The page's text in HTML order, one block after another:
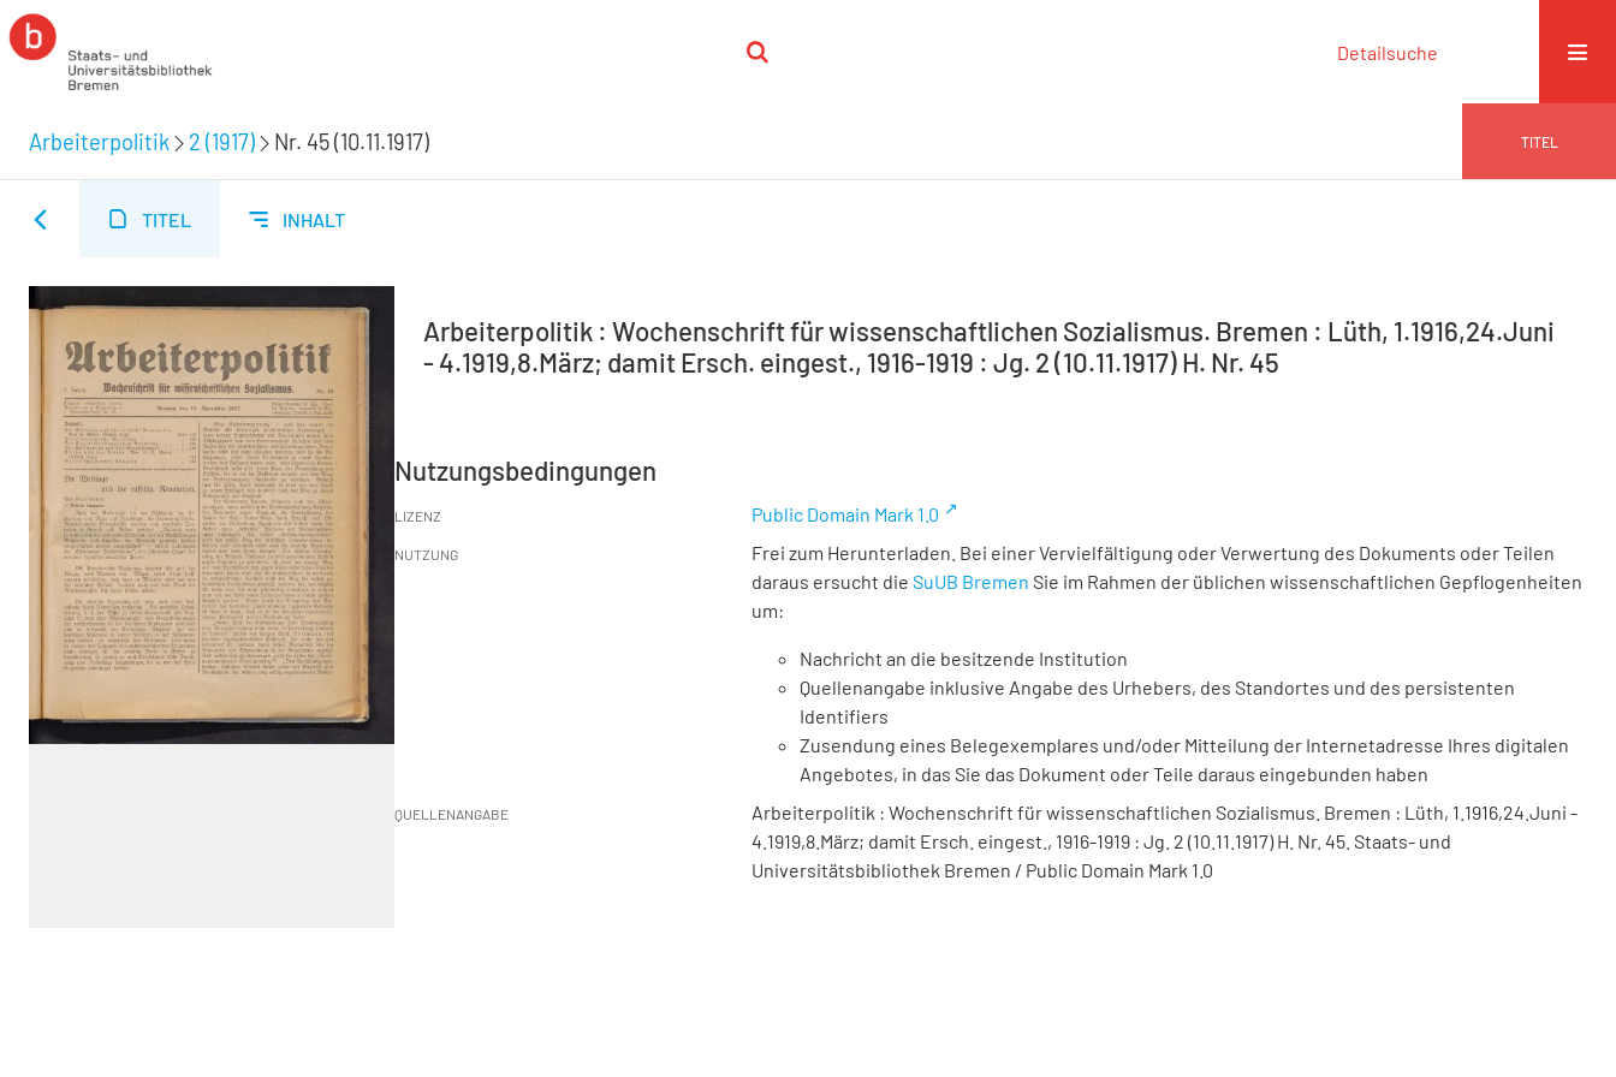
Detailsuche
Arbeiterpolitik 2 (1917) Nr. 45 (10.11.1917) TITEL
TITEL INHALT
Arbeiterpolitik : Wochenschrift für wissenschaftlichen Sozialismus. Bremen : Lüth, 1.1916,24.Juni
- 4.1919,8.März; damit Ersch. eingest., 1916-1919 : Jg. 2 (10.11.1917) H. Nr. 45
Nutzungsbedingungen
LIZENZ Public Domain Mark 1.0
NUTZUNG
Frei zum Herunterladen. Bei einer Vervielfältigung oder Verwertung des Dokuments oder Teilen
daraus ersucht die SuUB Bremen Sie im Rahmen der üblichen wissenschaftlichen Gepflogenheiten
um:
Nachricht an die besitzende Institution
Quellenangabe inklusive Angabe des Urhebers, des Standortes und des persistenten
Identifiers
Zusendung eines Belegexemplares und/oder Mitteilung der Internetadresse Ihres digitalen
Angebotes, in das Sie das Dokument oder Teile daraus eingebunden haben
QUELLENANGABE
Arbeiterpolitik : Wochenschrift für wissenschaftlichen Sozialismus. Bremen : Lüth, 1.1916,24.Juni -
4.1919,8.März; damit Ersch. eingest., 1916-1919 : Jg. 2 (10.11.1917) H. Nr. 45. Staats- und
Universitätsbibliothek Bremen / Public Domain Mark 1.0